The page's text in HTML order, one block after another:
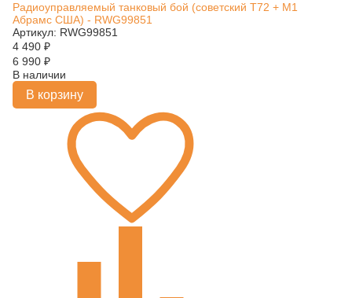
Радиоуправляемый танковый бой (советский T72 + M1
Абрамс США) - RWG99851
Артикул: RWG99851
4 490 ₽
6 990 ₽
В наличии
В корзину